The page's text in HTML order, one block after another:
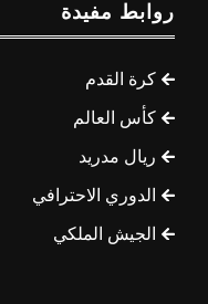
روابط مفيدة
كرة القدم
كأس العالم
ريال مدريد
الدوري الاحترافي
الجيش الملكي